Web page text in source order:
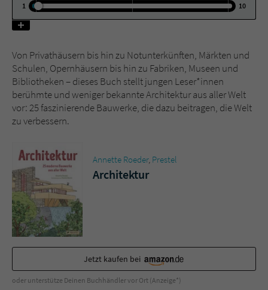
1
10
Von Privathäusern bis hin zu Notunterkünften, Märkten und
Schulen, Opernhäusern bis hin zu Fabriken, Museen und
Bibliotheken – dieses Buch stellt jungen Leser*innen
berühmte und weniger bekannte Architektur aus aller Welt
vor: 25 faszinierende Bauwerke, die dazu beitragen, die Welt
zu verbessern.
Annette Roeder, Prestel
Architektur
Jetzt kaufen bei
oder unterstütze Deinen Buchhändler vor Ort (Anzeige*)
Name
Anbieter Literatur-Couch Medien GmbH & Co. KG
Laufzeit 1 Jahr
Zweck Cookie für Kommentare einzelner Buchtitel
Name
Anbieter Literatur-Couch Medien GmbH & Co. KG
Laufzeit
Kommunikation der Webseite mit dem
Benutzer. Es wird benötigt um z. B. den
Sicherheitscode des Kontaktformulars zu
überprüfen.